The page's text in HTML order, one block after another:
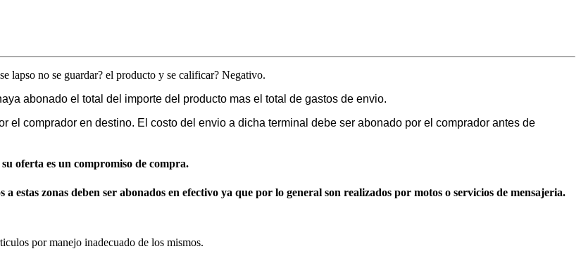
lapso no se guardar? el producto y se calificar? Negativo.
abonado el total del importe del producto mas el total de gastos de envio.
el comprador en destino. El costo del envio a dicha terminal debe ser abonado por el comprador antes de
oferta es un compromiso de compra.
estas zonas deben ser abonados en efectivo ya que por lo general son realizados por motos o servicios de mensajeria.
por manejo inadecuado de los mismos.